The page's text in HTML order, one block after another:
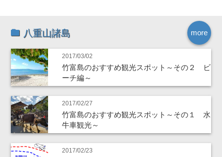
more
八重山諸島
2017/03/02
竹富島のおすすめ観光スポット～その２ ビ
ーチ編～
2017/02/27
竹富島のおすすめ観光スポット～その１ 水
牛車観光～
2017/02/23